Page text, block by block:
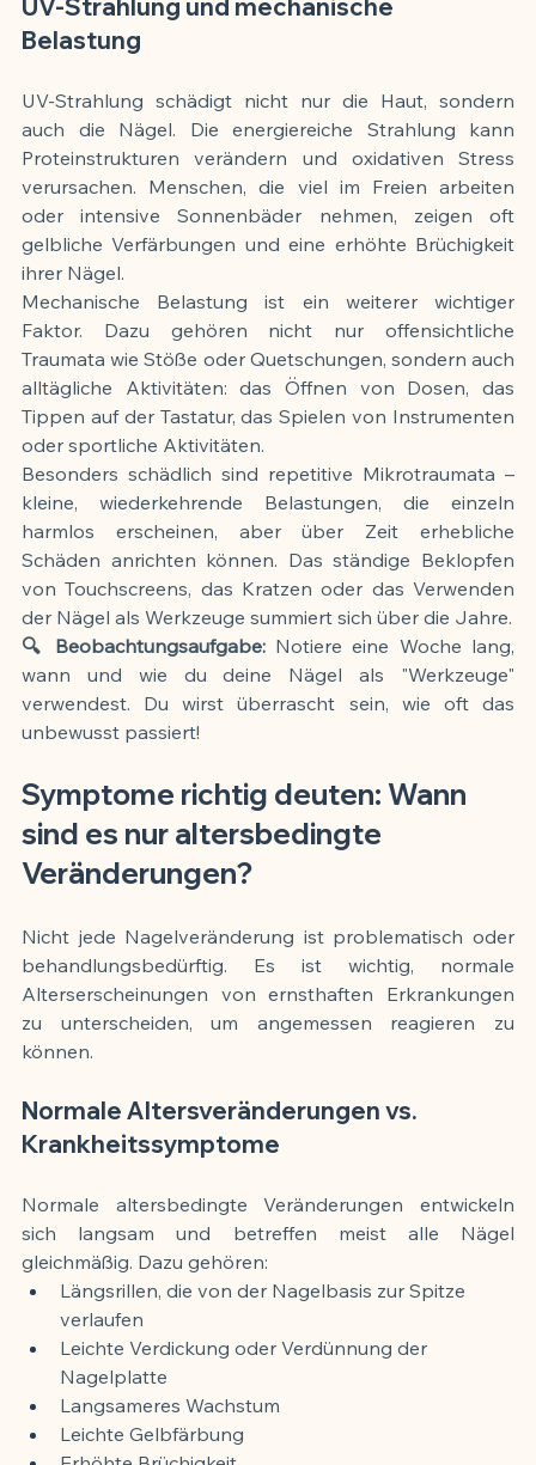
UV-Strahlung und mechanische
Belastung
UV-Strahlung schädigt nicht nur die Haut, sondern
auch die Nägel. Die energiereiche Strahlung kann
Proteinstrukturen verändern und oxidativen Stress
verursachen. Menschen, die viel im Freien arbeiten
oder intensive Sonnenbäder nehmen, zeigen oft
gelbliche Verfärbungen und eine erhöhte Brüchigkeit
ihrer Nägel.
Mechanische Belastung ist ein weiterer wichtiger
Faktor. Dazu gehören nicht nur offensichtliche
Traumata wie Stöße oder Quetschungen, sondern auch
alltägliche Aktivitäten: das Öffnen von Dosen, das
Tippen auf der Tastatur, das Spielen von Instrumenten
oder sportliche Aktivitäten.
Besonders schädlich sind repetitive Mikrotraumata –
kleine, wiederkehrende Belastungen, die einzeln
harmlos erscheinen, aber über Zeit erhebliche
Schäden anrichten können. Das ständige Beklopfen
von Touchscreens, das Kratzen oder das Verwenden
der Nägel als Werkzeuge summiert sich über die Jahre.
🔍 Beobachtungsaufgabe: Notiere eine Woche lang,
wann und wie du deine Nägel als "Werkzeuge"
verwendest. Du wirst überrascht sein, wie oft das
unbewusst passiert!
Symptome richtig deuten: Wann
sind es nur altersbedingte
Veränderungen?
Nicht jede Nagelveränderung ist problematisch oder
behandlungsbedürftig. Es ist wichtig, normale
Alterserscheinungen von ernsthaften Erkrankungen
zu unterscheiden, um angemessen reagieren zu
können.
Normale Altersveränderungen vs.
Krankheitssymptome
Normale altersbedingte Veränderungen entwickeln
sich langsam und betreffen meist alle Nägel
gleichmäßig. Dazu gehören:
Längsrillen, die von der Nagelbasis zur Spitze
verlaufen
Leichte Verdickung oder Verdünnung der
Nagelplatte
Langsameres Wachstum
Leichte Gelbfärbung